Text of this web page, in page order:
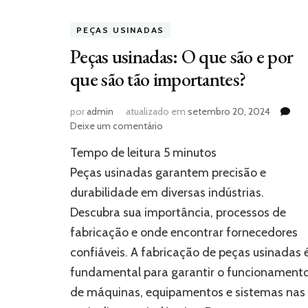
PEÇAS USINADAS
Peças usinadas: O que são e por
que são tão importantes?
poradmin atualizado em setembro 20, 2024
Deixe um comentário
usinadas:
O
são
e
que
são
tão
Tempo de leitura 5 minutos
Peças usinadas garantem precisão e
durabilidade em diversas indústrias.
Descubra sua importância, processos de
fabricação e onde encontrar fornecedores
confiáveis. A fabricação de peças usinadas
fundamental para garantir o
de máquinas, equipamentos e sistemas nas